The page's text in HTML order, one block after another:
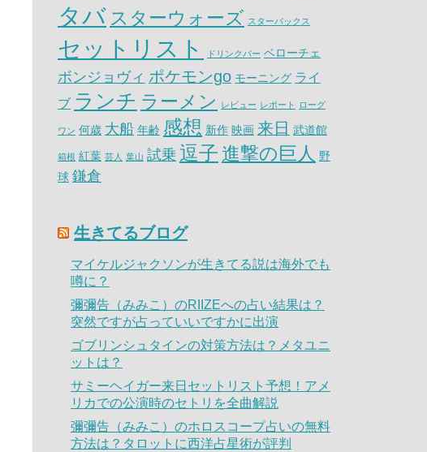
タバ スターウォーズ スターバックス
セットリスト ドリンクバー ベローチェ
ボンジョヴィ ポケモンgo モーニング ライ
ブ ランチ ラーメン レビュー レポート ローグ
ワン 何歳 大船 年齢 感想 新作 映画 来日 武道館
箱根 紅葉 芸人 葉山 試乗 逗子 進撃の巨人 野
球 鎌倉
生きてるブログ
マイケルジャクソンが生きてる説は海外でも
噂に？
彌彌告（みみこ）のRIIZEへの占い結果は？
突然ですが占っていいですかに出演
ゴブリンシュタインの対策方法は？メタユニ
ットは？
サミーヘイガー来日セットリスト予想！アメ
リカでの公演時のセトリを全曲解説
彌彌告（みみこ）のホロスコープ占いの無料
方法は？タロットに西洋占星術が評判